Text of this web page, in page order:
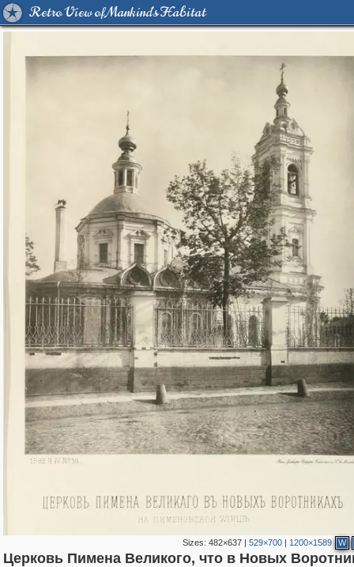
Retro View of Mankind's Habitat
Sizes:482×637 |529×700 | 1200×1589 W
Церковь Пимена Великого, что в Новых
1,407,331 29,248
319,882 8,286
160,021 5,91653,055 2,283